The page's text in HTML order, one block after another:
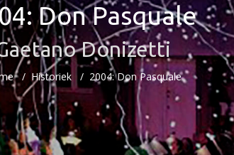
Don Pasquale
Donizetti
Historiek 2004: Don Pasquale